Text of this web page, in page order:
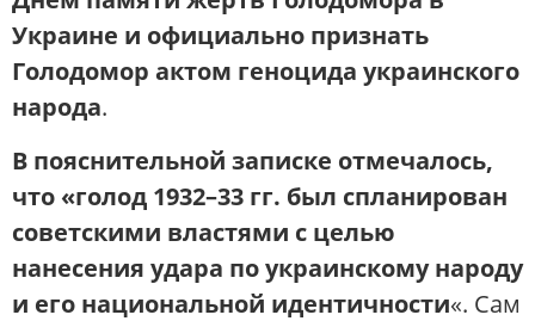
Украине и официально признать
Голодомор актом геноцида украинского
народа​.
В пояснительной записке отмечалось,
что «голод 1932–33 гг. был спланирован
советскими властями с целью
нанесения удара по украинскому народу
и его национальной идентичности«. Сам